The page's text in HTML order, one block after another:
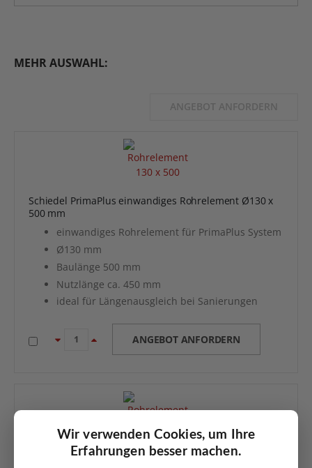
Wir verwenden Cookies, um Ihre
Erfahrungen besser machen.
MEHR AUSWAHL:
ANGEBOT ANFORDERN
Schiedel PrimaPlus einwandiges Rohrelement Ø130 x
500 mm
einwandiges Rohrelement für PrimaPlus System
Ø130 mm
Baulänge 500 mm
Nutzlänge ca. 450 mm
ideal für Längenausgleich bei Sanierungen
ANGEBOT ANFORDERN
Schiedel PrimaPlus einwandiges Rohrelement Ø130 x